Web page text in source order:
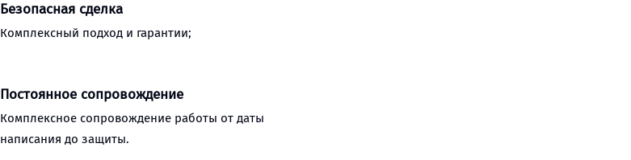
Безопасная сделка
Комплексный подход и гарантии;
Постоянное сопровождение
Комплексное сопровождение работы от даты
написания до защиты.